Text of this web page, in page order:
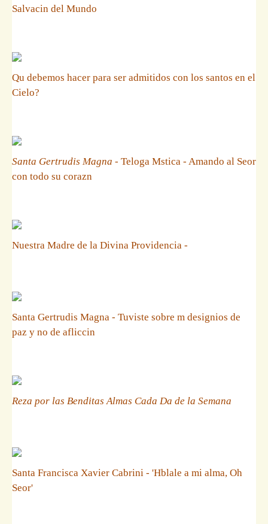
Salvacin del Mundo
Qu debemos hacer para ser admitidos con los santos en el
Cielo?
Santa Gertrudis Magna - Teloga Mstica - Amando al Seor
con todo su corazn
Nuestra Madre de la Divina Providencia -
Santa Gertrudis Magna - Tuviste sobre m designios de
paz y no de afliccin
Reza por las Benditas Almas Cada Da de la Semana
Santa Francisca Xavier Cabrini - 'Hblale a mi alma, Oh
Seor'